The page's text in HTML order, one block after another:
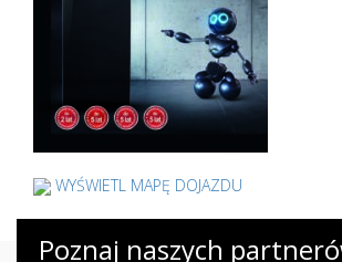
WYŚWIETL MAPĘ DOJAZDU
Poznaj naszych